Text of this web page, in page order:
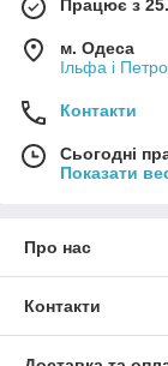
Працює з
м. Одеса
Ільфа і
Контакти
Сьогодні
Показати
Про нас
Контакти